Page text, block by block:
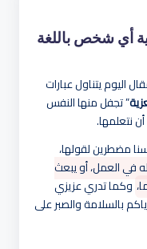
لتعزية أي شخص باللغة
اليوم يتناول عبارات
” تجفل منها النفس
نتعلمها.
مضطرين لقولها،
في العمل، أو يبعث
وكما تدري عزيزي
بالسلامة والصبر على